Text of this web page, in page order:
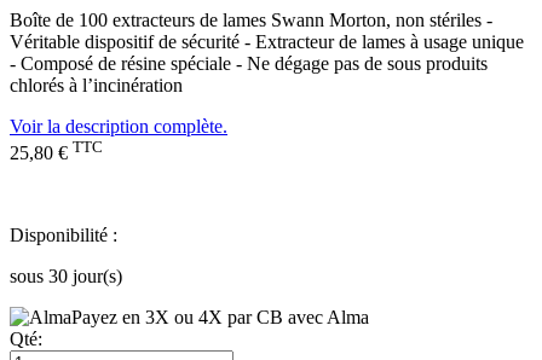
Boîte de 100 extracteurs de lames Swann Morton, non stériles -
Véritable dispositif de sécurité - Extracteur de lames à usage unique
- Composé de résine spéciale - Ne dégage pas de sous produits
chlorés à l’incinération
Voir la description complète.
25,80 € TTC
Disponibilité :
sous 30 jour(s)
Payez en 3X ou 4X par CB avec Alma
Qté: